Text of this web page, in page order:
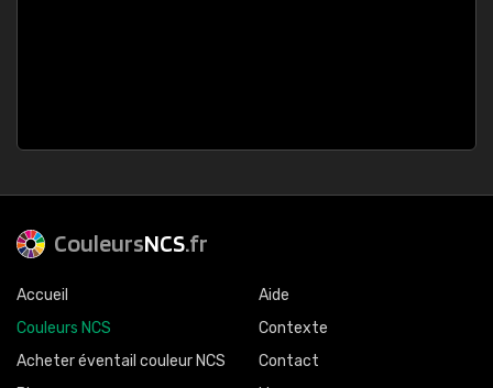
CouleursNCS.fr
Accueil
Couleurs NCS
Acheter éventail couleur NCS
Aide
Contexte
Contact